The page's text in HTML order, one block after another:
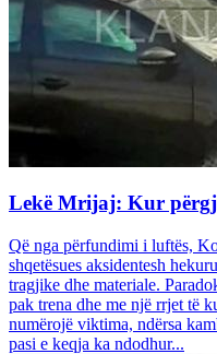
Lekë Mrijaj: Kur
Që nga përfundimi i luftës,
shqetësues aksidentesh
tragjike dhe materiale.
pak trena dhe me një rrjet të
numërojë viktima, ndërsa
pasi e keqja ka ndodhur...